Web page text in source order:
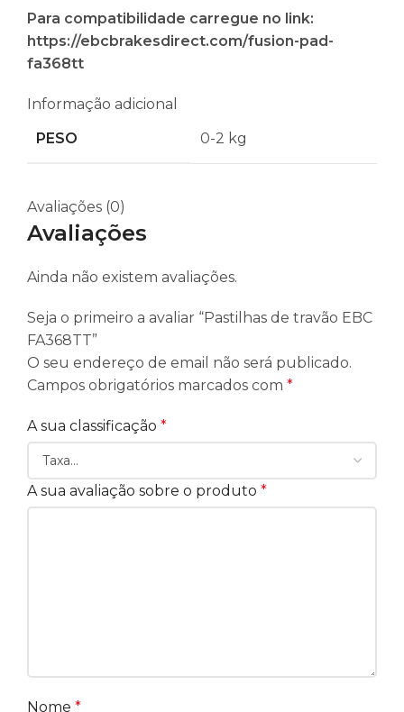
Para compatibilidade carregue no link:
https://ebcbrakesdirect.com/fusion-pad-
fa368tt
Informação adicional
PESO
0-2 kg
Avaliações (0)
Avaliações
Ainda não existem avaliações.
Seja o primeiro a avaliar “Pastilhas de travão EBC
FA368TT”
O seu endereço de email não será publicado.
Campos obrigatórios marcados com *
A sua classificação *
A sua avaliação sobre o produto *
Nome *